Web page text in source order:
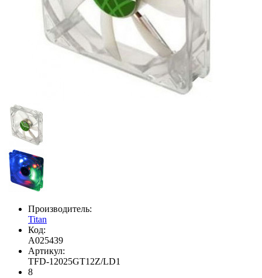
Производитель:
Titan
Код:
A025439
Артикул:
TFD-12025GT12Z/LD1
8